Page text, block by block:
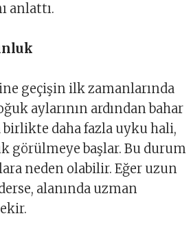
anlattı.
geçişin ilk zamanlarında
aylarının ardından bahar
birlikte daha fazla uyku hali,
görülmeye başlar. Bu durum
neden olabilir. Eğer uzun
alanında uzman